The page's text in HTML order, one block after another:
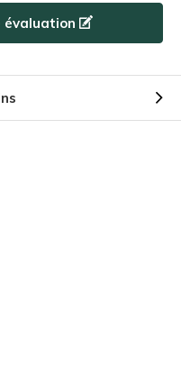
évaluation